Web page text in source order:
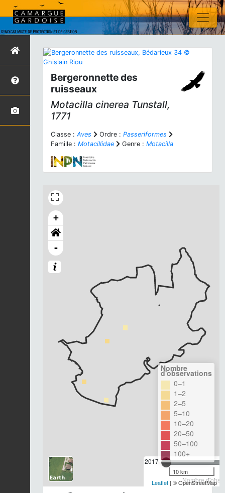
Bergeronnette des
ruisseaux
Motacilla cinerea Tunstall,
1771
Classe : Aves Ordre : Passeriformes
Famille : Motacillidae Genre : Motacilla
+
-
2017
Nombre
Nombre
d'observations
0–1
1–2
2–5
5–10
10–20
20–50
50–100
100+
10 km
Leaflet | © OpenStreetMap